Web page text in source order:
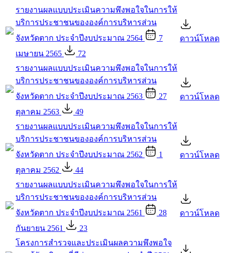
รายงานผลแบบประเมินความพึงพอใจในการให้
บริการประชาชนขององค์การบริหารส่วน
จังหวัดตาก ประจำปีงบประมาณ 2564
7
เมษายน 2565
72
ดาวน์โหลด
รายงานผลแบบประเมินความพึงพอใจในการให้
บริการประชาชนขององค์การบริหารส่วน
จังหวัดตาก ประจำปีงบประมาณ 2563
27
ตุลาคม 2563
49
ดาวน์โหลด
รายงานผลแบบประเมินความพึงพอใจในการให้
บริการประชาชนขององค์การบริหารส่วน
จังหวัดตาก ประจำปีงบประมาณ 2562
1
ตุลาคม 2562
44
ดาวน์โหลด
รายงานผลแบบประเมินความพึงพอใจในการให้
บริการประชาชนขององค์การบริหารส่วน
จังหวัดตาก ประจำปีงบประมาณ 2561
28
กันยายน 2561
23
ดาวน์โหลด
โครงการสำรวจและประเมินผลความพึงพอใจ